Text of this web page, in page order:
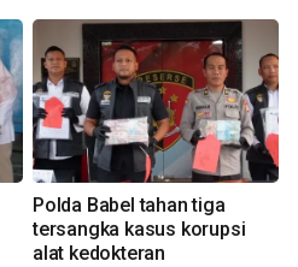
Polda Babel tahan tiga
tersangka kasus korupsi
alat kedokteran